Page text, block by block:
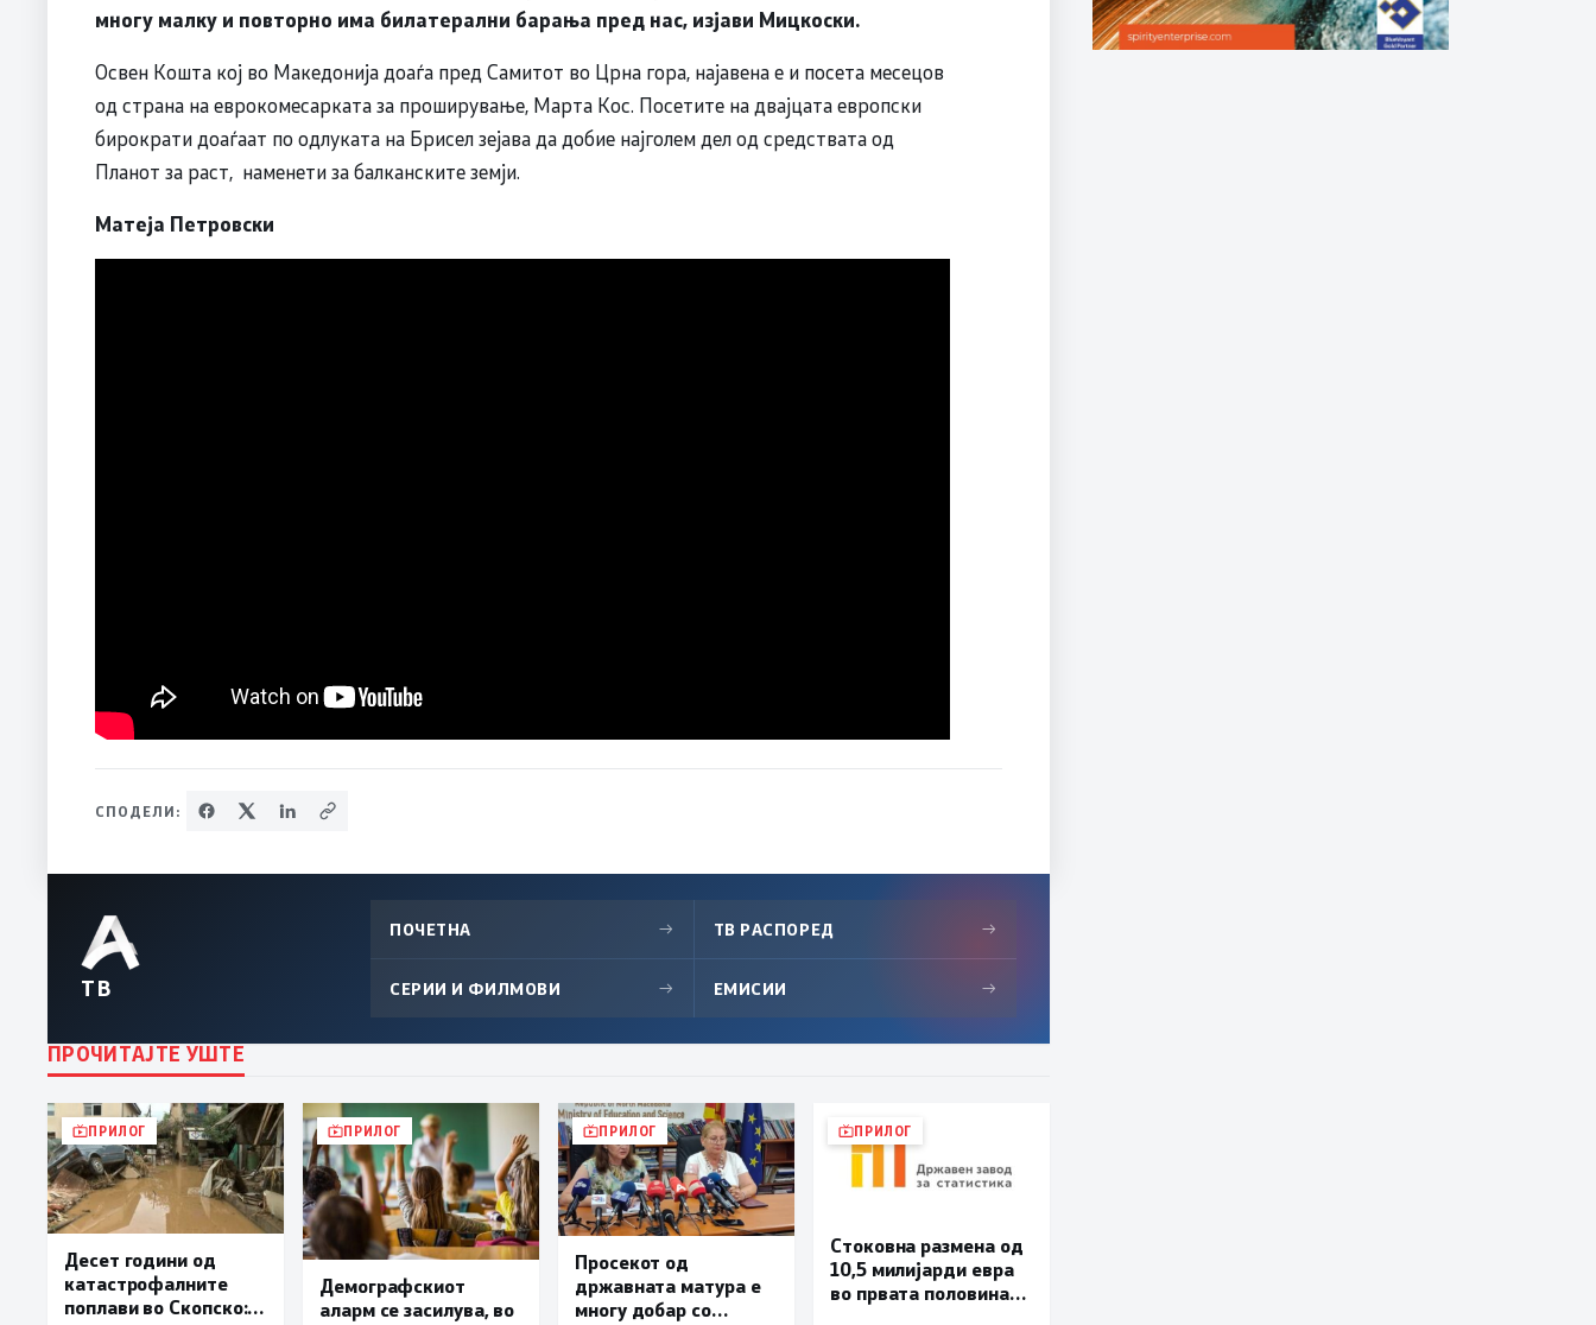
многу малку и повторно има билатерални барања пред нас, изјави Мицкоски.
Освен Кошта кој во Македонија доаѓа пред Самитот во Црна гора, најавена е и посета месецов
од страна на еврокомесарката за проширување, Марта Кос. Посетите на двајцата европски
бирократи доаѓаат по одлуката на Брисел зејава да добие најголем дел од средствата од
Планот за раст, наменети за балканските земји.
Матеја Петровски
СПОДЕЛИ:
ТВ
ПОЧЕТНА → ТВ РАСПОРЕД →
СЕРИИ И ФИЛМОВИ → ЕМИСИИ →
ПРОЧИТАЈТЕ УШТЕ
ПРИЛОГ
Десет години од
катастрофалните
поплави во Скопско:
ПРИЛОГ
Демографскиот
аларм се засилува, во
ПРИЛОГ
Просекот од
државната матура е
многу добар со
ПРИЛОГ
Стоковна размена од
10,5 милијарди евра
во првата половина